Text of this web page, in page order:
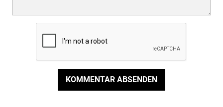
KOMMENTAR ABSENDEN